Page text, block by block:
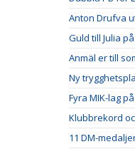
Anton Drufva
Guld till Julia
Anmäl er till
Ny
Fyra MIK-lag
Klubbrekord
11 DM-